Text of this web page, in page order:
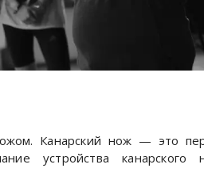
Канарский нож — это
устройства